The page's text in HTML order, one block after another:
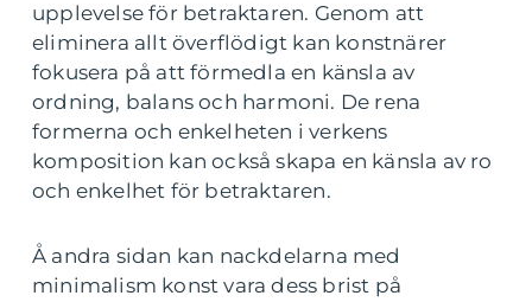
upplevelse för betraktaren. Genom att
eliminera allt överflödigt kan konstnärer
fokusera på att förmedla en känsla av
ordning, balans och harmoni. De rena
formerna och enkelheten i verkens
komposition kan också skapa en känsla av ro
och enkelhet för betraktaren.
Å andra sidan kan nackdelarna med
minimalism konst vara dess brist på